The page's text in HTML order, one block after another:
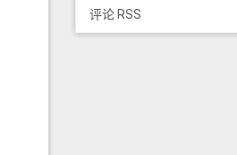
评论 RSS